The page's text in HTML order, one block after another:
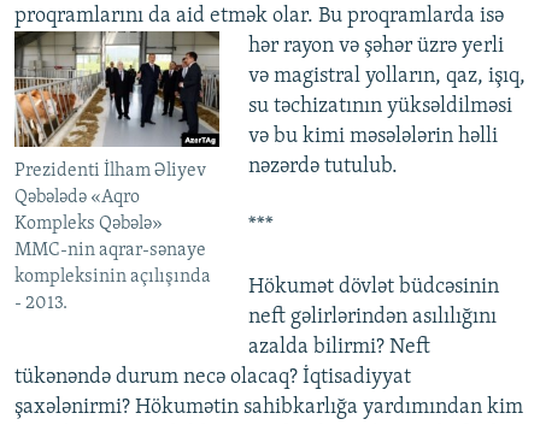
proqramlarını da aid etmək olar.
Prezidenti İlham Əliyev
Qəbələdə «Aqro
Kompleks Qəbələ»
MMC-nin aqrar-sənaye
kompleksinin açılışında
- 2013.
Bu proqramlarda isə
hər rayon və şəhər üzrə yerli
və magistral yolların, qaz, işıq,
su təchizatının yüksəldilməsi
və bu kimi məsələlərin həlli
nəzərdə tutulub.
***
Hökumət dövlət büdcəsinin
neft gəlirlərindən asılılığını
azalda bilirmi? Neft
tükənəndə durum necə olacaq? İqtisadiyyat
şaxələnirmi? Hökumətin sahibkarlığa yardımından kim